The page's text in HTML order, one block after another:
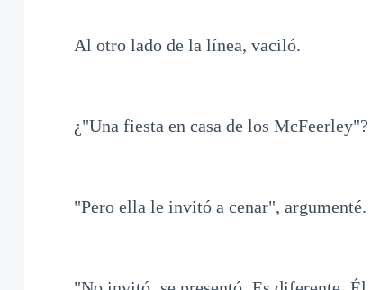
Al otro lado de la línea, vaciló.
¿"Una fiesta en casa de los
"Pero ella le invitó a cenar", argumenté.